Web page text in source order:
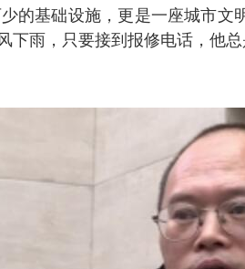
基础设施，更是一座城市
雨，只要接到报修电话，他